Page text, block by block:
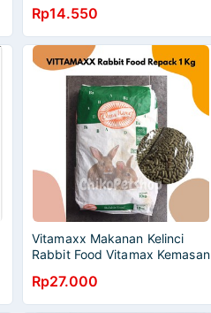
Rp14.550
Vitamaxx Makanan Kelinci
Rabbit Food Vitamax Kemasan
Rp27.000